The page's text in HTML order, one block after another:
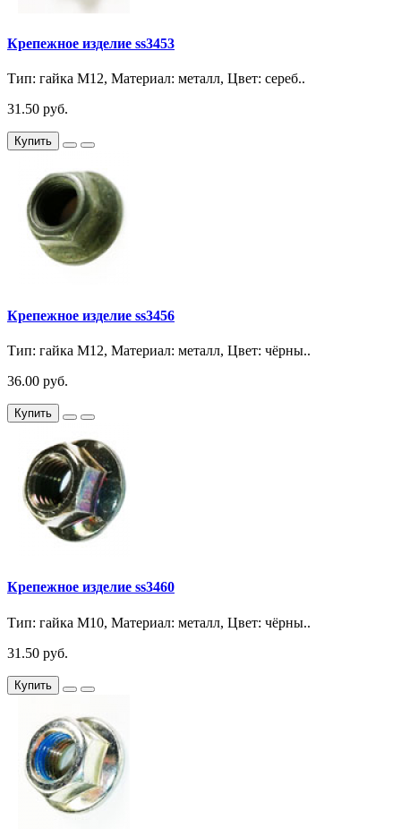
Крепежное изделие ss3453
Тип: гайка М12, Материал: металл, Цвет: сереб..
31.50 руб.
Купить
Крепежное изделие ss3456
Тип: гайка М12, Материал: металл, Цвет: чёрны..
36.00 руб.
Купить
Крепежное изделие ss3460
Тип: гайка М10, Материал: металл, Цвет: чёрны..
31.50 руб.
Купить